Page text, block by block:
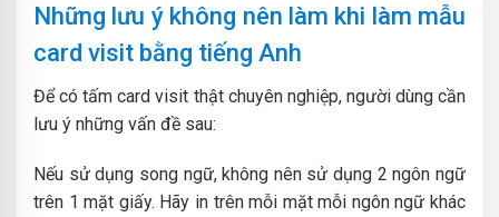
Những lưu ý không nên làm khi làm mẫu
card visit bằng tiếng Anh
Để có tấm card visit thật chuyên nghiệp, người dùng cần
lưu ý những vấn đề sau:
Nếu sử dụng song ngữ, không nên sử dụng 2 ngôn ngữ
trên 1 mặt giấy. Hãy in trên mỗi mặt mỗi ngôn ngữ khác